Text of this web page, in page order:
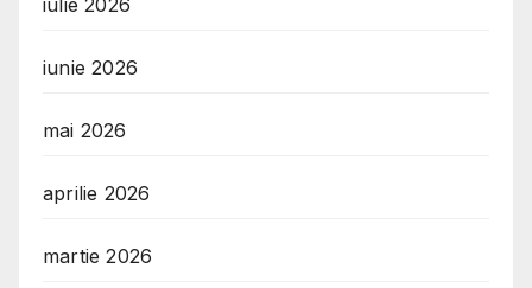
iulie 2026
iunie 2026
mai 2026
aprilie 2026
martie 2026